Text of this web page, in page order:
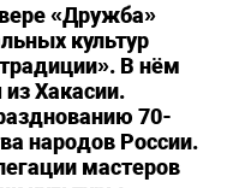
«Дружба»
культур
В нём
из Хакасии.
70-
народов России.
мастеров